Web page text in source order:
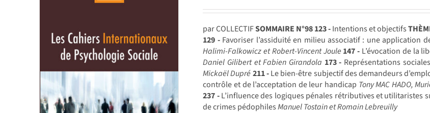
par COLLECTIFSOMMAIRE N°98123 -Intentions et objectifs
129 -Favoriser l’assiduité en milieu associatif : une application
Halimi-Falkowicz et Robert-Vincent Joule 147 - L’évocation de la
Daniel Gilibert et Fabien Girandola 173 - Représentations
Mickaël Dupré211 -Le bien-être subjectif des demandeurs
contrôle et de l’acceptation de leur handicap Tony MAC HADO,
237 -L’influence des logiques pénales rétributives et utilitaristes
de crimes pédophilesManuel Tostain et Romain Lebreuilly